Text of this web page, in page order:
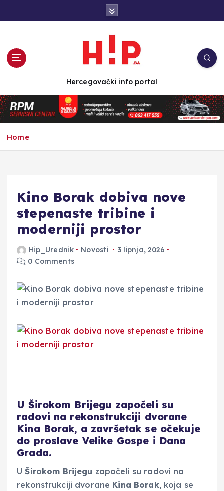
n
t
e
Hercegovački info portal
Home
Kino Borak dobiva nove
stepenaste tribine i
moderniji prostor
Hip_Urednik Novosti
3 lipnja, 2026
0 Comments
U Širokom Brijegu započeli su
radovi na rekonstrukciji dvorane
Kina Borak, a završetak se očekuje
do proslave Velike Gospe i Dana
Grada.
UŠirokom Brijegu započeli su radovi na
rekonstrukciji dvorane Kina Borak, koja se